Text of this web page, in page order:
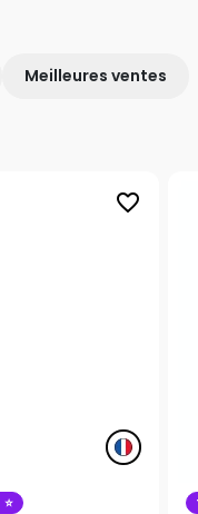
Meilleures ventes
favorite_border